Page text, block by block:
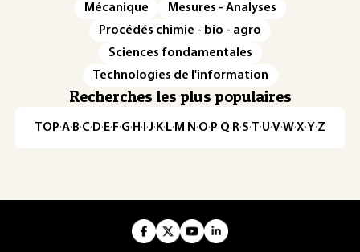
Mécanique
Mesures - Analyses
Procédés chimie - bio - agro
Sciences fondamentales
Technologies de l'information
Recherches les plus populaires
TOP·A·B·C· D· E· F·G· H · ·J· K· L· M · N ·O· P·Q· R·S·T·U·V·W·X·Y·Z